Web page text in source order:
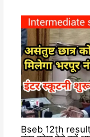
Bseb 12th